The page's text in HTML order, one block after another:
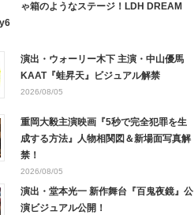
ゃ箱のようなステージ！LDH DREAM
演出・ウォーリー木下 主演・中山優馬
KAAT『蛙昇天』ビジュアル解禁
2026/08/05
重岡大毅主演映画『5秒で完全犯罪を生
成する方法』人物相関図＆新場面写真解
禁！
2026/08/05
演出・堂本光一 新作舞台『百鬼夜鏡』公
演ビジュアル公開！